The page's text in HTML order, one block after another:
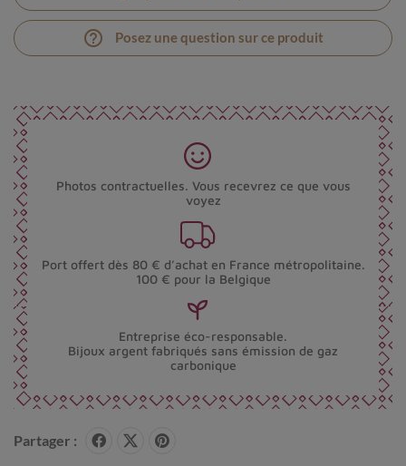
help_outline Posez une question sur ce produit
Photos contractuelles. Vous recevrez ce que vous
voyez
Port offert dès 80 € d’achat en France métropolitaine.
100 € pour la Belgique
Entreprise éco-responsable.
Bijoux argent fabriqués sans émission de gaz
carbonique
Partager :